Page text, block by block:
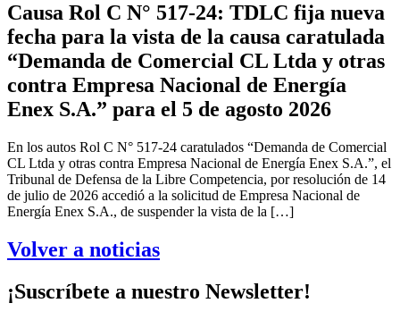
Causa Rol C N° 517-24: TDLC fija nueva
fecha para la vista de la causa caratulada
“Demanda de Comercial CL Ltda y otras
contra Empresa Nacional de Energía
Enex S.A.” para el 5 de agosto 2026
En los autos Rol C N° 517-24 caratulados “Demanda de Comercial
CL Ltda y otras contra Empresa Nacional de Energía Enex S.A.”, el
Tribunal de Defensa de la Libre Competencia, por resolución de 14
de julio de 2026 accedió a la solicitud de Empresa Nacional de
Energía Enex S.A., de suspender la vista de la […]
Volver a noticias
¡Suscríbete a nuestro Newsletter!